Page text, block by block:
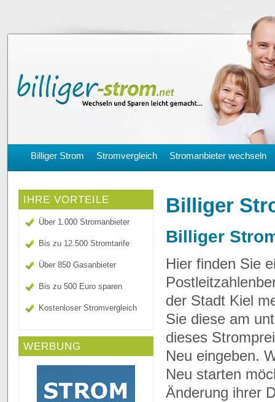
Billiger Strom Stromvergleich Stromanbieter wechseln
IHRE VORTEILE
Über 1.000 Stromanbieter
Bis zu 12.500 Stromtarife
Über 850 Gasanbieter
Bis zu 500 Euro sparen
Kostenloser Stromvergleich
WERBUNG
Billiger
Billiger
Hier finden Sie
der Stadt Kiel
Sie diese am
dieses
Neu eingeben.
Neu starten
Änderung ihrer